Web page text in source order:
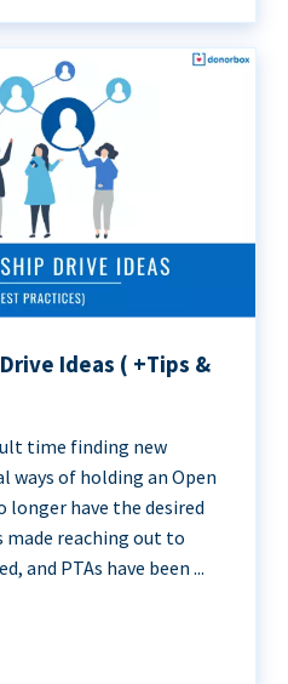
Ideas ( +Tips &
time finding new
ways of holding an Open
longer have the desired
made reaching out to
and PTAs have been ...